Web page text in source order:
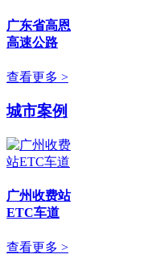
广东省高恩
高速公路
查看更多 >
城市案例
广州收费站
ETC车道
查看更多 >